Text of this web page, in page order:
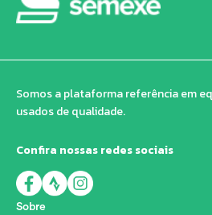
Somos a plataforma referência em
usados de qualidade.
Confira nossas redes sociais
Sobre